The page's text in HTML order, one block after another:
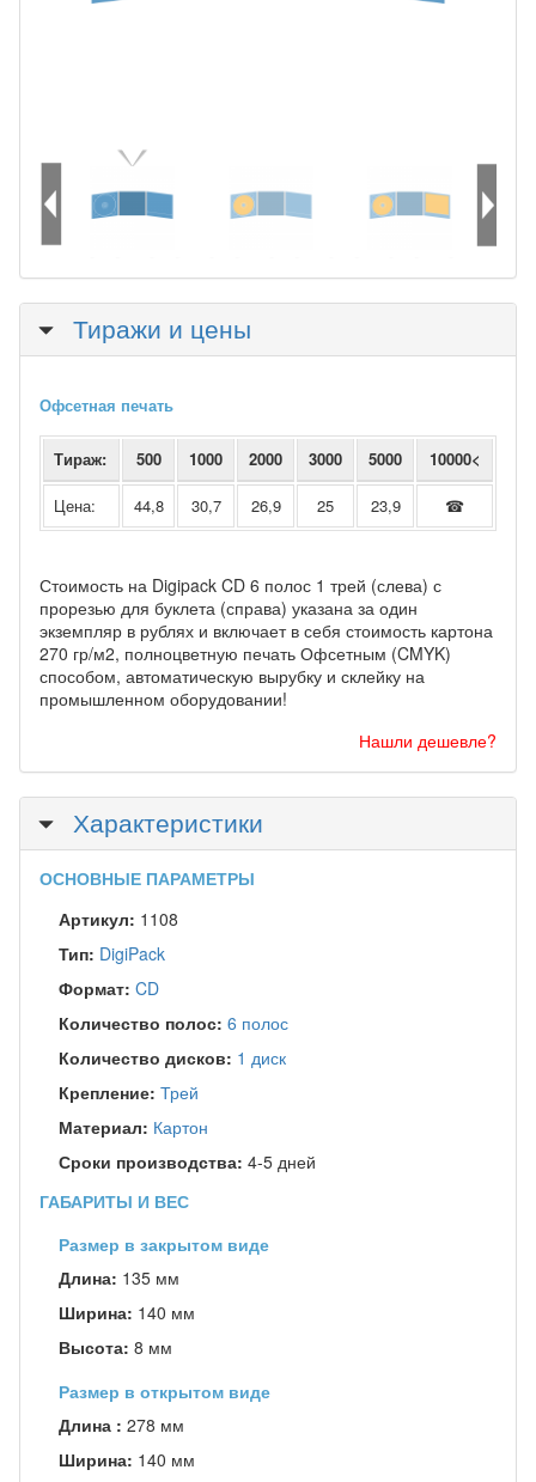
Скрыть
Тиражи и цены
Офсетная печать
Тираж: 500 1000 2000 3000 5000 10000<
Цена: 44,8 30,7 26,9 25 23,9 ☎
Стоимость на Digipack CD 6 полос 1 трей (слева) с
прорезью для буклета (справа) указана за один
экземпляр в рублях и включает в себя стоимость картона
270 гр/м2, полноцветную печать Офсетным (CMYK)
способом, автоматическую вырубку и склейку на
промышленном оборудовании!
Нашли дешевле?
Скрыть
Характеристики
ОСНОВНЫЕ ПАРАМЕТРЫ
Артикул: 1108
Тип: DigiPack
Формат: CD
Количество полос: 6 полос
Количество дисков: 1 диск
Крепление: Трей
Материал: Картон
Сроки производства: 4-5 дней
ГАБАРИТЫ И ВЕС
Размер в закрытом виде
Длина: 135 мм
Ширина: 140 мм
Высота: 8 мм
Размер в открытом виде
Длина : 278 мм
Ширина: 140 мм